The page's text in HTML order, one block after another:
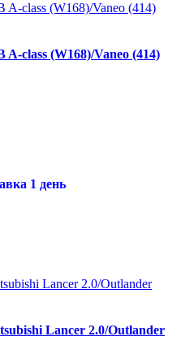
class (W168)/Vaneo (414)
1 день
Lancer 2.0/Outlander